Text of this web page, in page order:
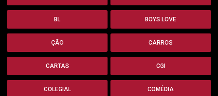
BL BOYS LOVE
ÇÃO CARROS
CARTAS CGI
COLEGIAL COMÉDIA